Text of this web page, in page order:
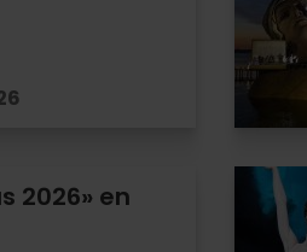
2026» en